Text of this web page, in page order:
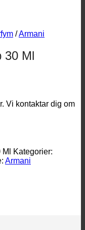
/Armani
30 Ml
Vi kontaktar dig om
Kategorier:
Armani